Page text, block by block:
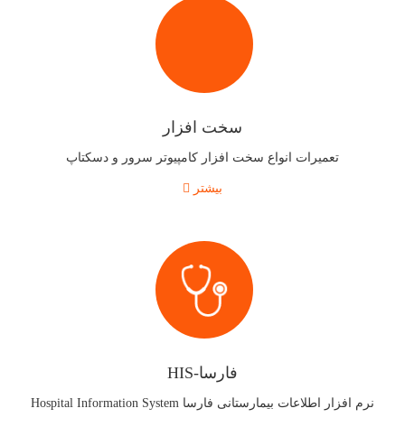
سخت افزار
تعمیرات انواع سخت افزار کامپیوتر سرور و دسکتاپ
بیشتر
فارسا-HIS
نرم افزار اطلاعات بیمارستانی فارسا Hospital Information System